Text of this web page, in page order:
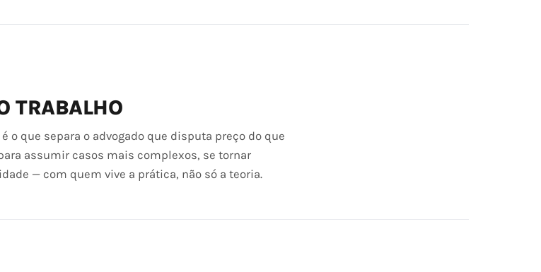
TRABALHO
o que separa o advogado que disputa preço do que
assumir casos mais complexos, se tornar
— com quem vive a prática, não só a teoria.